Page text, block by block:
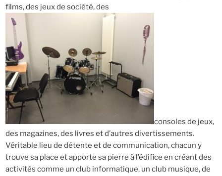
films, des jeux de société, des
consoles de jeux,
des magazines, des livres et d’autres divertissements.
Véritable lieu de détente et de communication, chacun y
trouve sa place et apporte sa pierre à l’édifice en créant des
activités comme un club informatique, un club musique, de